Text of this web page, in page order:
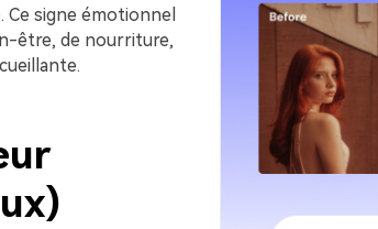
signe émotionnel
être, de nourriture,